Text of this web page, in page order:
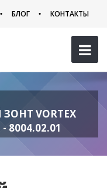
БЛОГ КОНТАКТЫ
VORTEX